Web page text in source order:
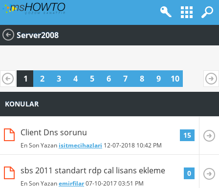
Server2008
1 2 3 4 5 6 7 8 9 10
KONULAR
Client Dns sorunu
En Son Yazan isitmecihazlari 12-07-2018 10:42 PM
15
sbs 2011 standart rdp cal lisans ekleme
En Son Yazanemirfilar07-10-201703:51 PM
0